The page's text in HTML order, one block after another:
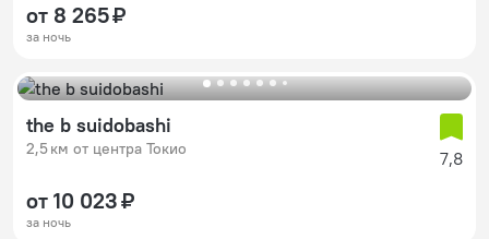
от 8 265 ₽
за ночь
the b suidobashi
2,5 км от центра Токио 7,8
от 10 023 ₽
за ночь